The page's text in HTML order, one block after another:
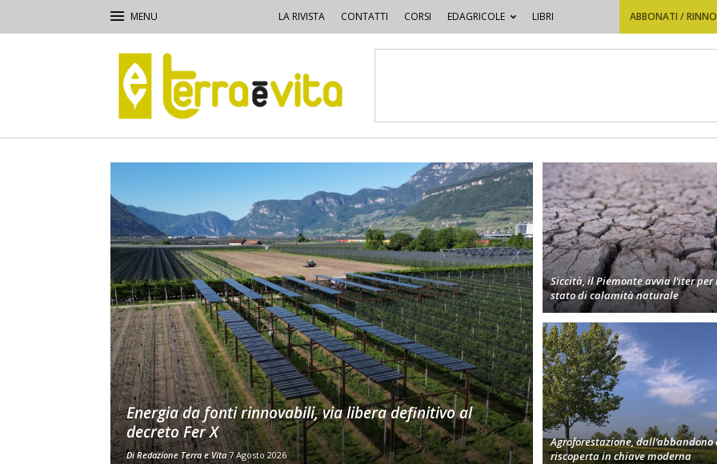
LA RIVISTA CONTATTI CORSI EDAGRICOLE LIBRI ABBONATI /
e
Vita
Energia da fonti rinnovabili, via libera definitivo al
decreto Fer X
DiRedazione Terra e Vita 7 Agosto 2026
Siccità, il Piemonte avvia l’iter per
stato di calamità naturale
Agroforestazione,
riscoperta in chiave moderna